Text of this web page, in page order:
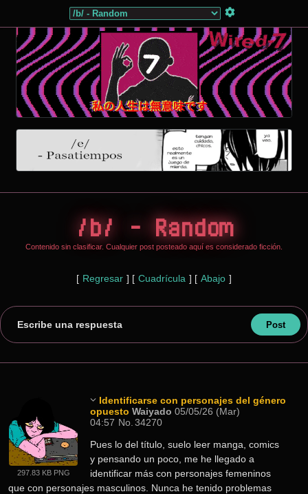
/b/ - Random
Contenido sin clasificar. Cualquier post posteado aquí es considerado ficción.
[ Regresar ] [ Cuadrícula ] [ Abajo ]
Escribe una respuesta
297.83 KB PNG
Identificarse con personajes del género
opuesto Waiyado 05/05/26 (Mar)
04:57 No. 34270
Pues lo del título, suelo leer manga, comics
y pensando un poco, me he llegado a
identificar más con personajes femeninos
que con personajes masculinos. Nunca he tenido problemas